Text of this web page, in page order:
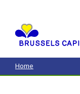
contenu
principal
Home